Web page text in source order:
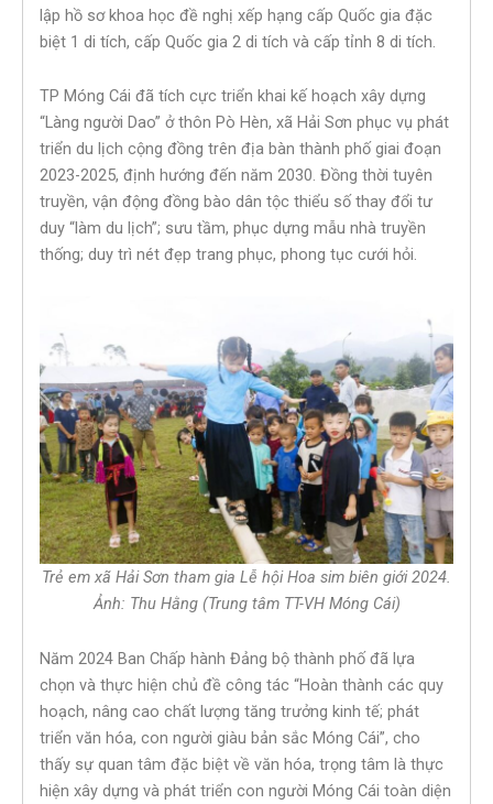
lập hồ sơ khoa học đề nghị xếp hạng cấp Quốc gia đặc
biệt 1 di tích, cấp Quốc gia 2 di tích và cấp tỉnh 8 di tích.
TP Móng Cái đã tích cực triển khai kế hoạch xây dựng
“Làng người Dao” ở thôn Pò Hèn, xã Hải Sơn phục vụ phát
triển du lịch cộng đồng trên địa bàn thành phố giai đoạn
2023-2025, định hướng đến năm 2030. Đồng thời tuyên
truyền, vận động đồng bào dân tộc thiểu số thay đổi tư
duy “làm du lịch”; sưu tầm, phục dựng mẫu nhà truyền
thống; duy trì nét đẹp trang phục, phong tục cưới hỏi.
Trẻ em xã Hải Sơn tham gia Lễ hội Hoa sim biên giới 2024.
Ảnh: Thu Hằng (Trung tâm TT-VH Móng Cái)
Năm 2024 Ban Chấp hành Đảng bộ thành phố đã lựa
chọn và thực hiện chủ đề công tác “Hoàn thành các quy
hoạch, nâng cao chất lượng tăng trưởng kinh tế; phát
triển văn hóa, con người giàu bản sắc Móng Cái”, cho
thấy sự quan tâm đặc biệt về văn hóa, trọng tâm là thực
hiện xây dựng và phát triển con người Móng Cái toàn diện